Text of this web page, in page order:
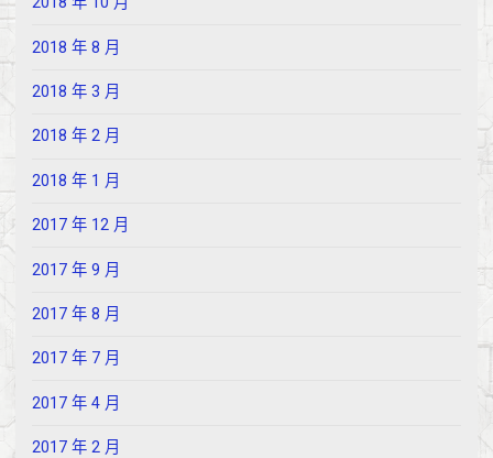
2018 年 8 月
2018 年 3 月
2018 年 2 月
2018 年 1 月
2017 年 12 月
2017 年 9 月
2017 年 8 月
2017 年 7 月
2017 年 4 月
2017 年 2 月